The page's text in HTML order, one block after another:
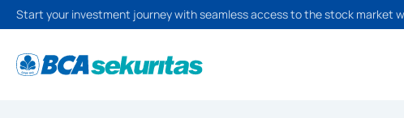
Start your investment journey with seamless access to the stock market